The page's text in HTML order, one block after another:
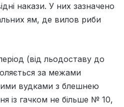
накази. У них зазначено
ям, де вилов риби
(від льодоставу до
за межами
вудками з блешнею
із гачком не більше № 10,